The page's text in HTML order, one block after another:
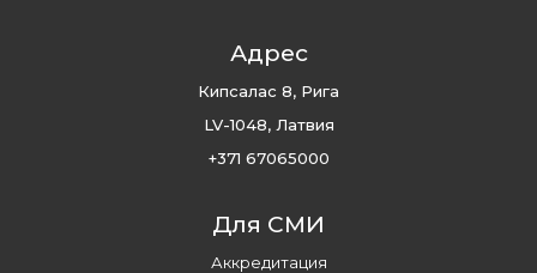
Адрес
Кипсалас 8, Рига
LV-1048, Латвия
+371 67065000
Для СМИ
Аккредитация